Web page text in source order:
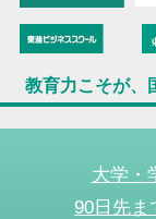
教育力こそが、
大学・
90日先ま